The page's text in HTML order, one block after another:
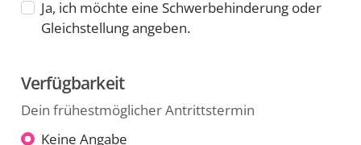
Zeichen
Plus,
Klammern
und
das
Leerzeichen
Ja, ich möchte eine Schwerbehinderung oder
Gleichstellung angeben.
Verfügbarkeit
Dein frühestmöglicher Antrittstermin
Keine Angabe